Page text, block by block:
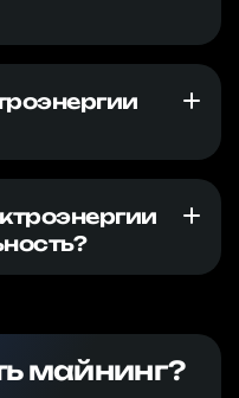
майнинг?